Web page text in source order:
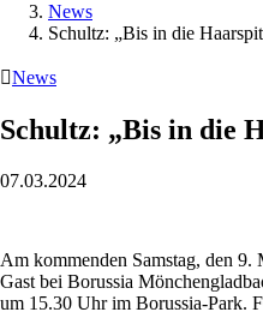
News
Schultz: „Bis in die
News
Schultz: „Bis in die
07.03.2024
Am kommenden Samstag, den
Gast bei Borussia
um 15.30 Uhr im Borussia-Park.